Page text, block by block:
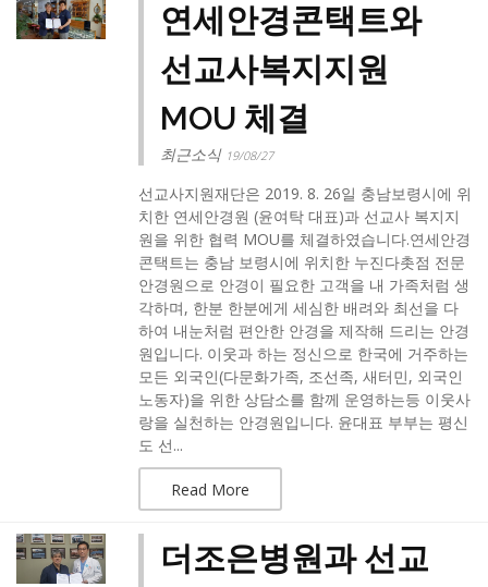
연세안경콘택트와
선교사복지지원
MOU 체결
최근소식 19/08/27
선교사지원재단은 2019. 8. 26일 충남보령시에 위
치한 연세안경원 (윤여탁 대표)과 선교사 복지지
원을 위한 협력 MOU를 체결하였습니다.​연세안경
콘택트는 충남 보령시에 위치한 누진다촛점 전문
안경원으로 안경이 필요한 고객을 내 가족처럼 생
각하며, 한분 한분에게 세심한 배려와 최선을 다
하여 내눈처럼 편안한 안경을 제작해 드리는 안경
원입니다. 이웃과 하는 정신으로 한국에 거주하는
모든 외국인(다문화가족, 조선족, 새터민, 외국인
노동자)을 위한 상담소를 함께 운영하는등 이웃사
랑을 실천하는 안경원입니다. ​윤대표 부부는 평신
도 선...
Read More
더조은병원과 선교